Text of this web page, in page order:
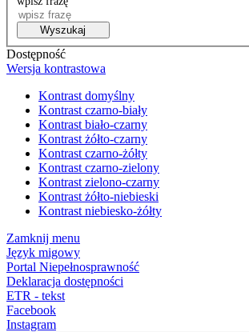
Wyszukaj
Dostępność
Wersja kontrastowa
Kontrast domyślny
Kontrast czarno-biały
Kontrast biało-czarny
Kontrast żółto-czarny
Kontrast czarno-żółty
Kontrast czarno-zielony
Kontrast zielono-czarny
Kontrast żółto-niebieski
Kontrast niebiesko-żółty
Zamknij menu
Język migowy
Portal Niepełnosprawność
Deklaracja dostępności
ETR - tekst
Facebook
Instagram